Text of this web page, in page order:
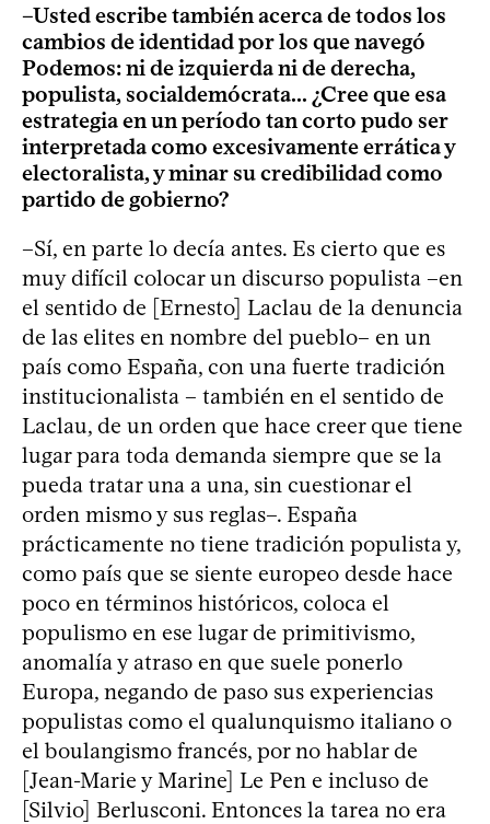
–Usted escribe también acerca de todos los
cambios de identidad por los que navegó
Podemos: ni de izquierda ni de derecha,
populista, socialdemócrata... ¿Cree que esa
estrategia en un período tan corto pudo ser
interpretada como excesivamente errática y
electoralista, y minar su credibilidad como
partido de gobierno?
–Sí, en parte lo decía antes. Es cierto que es
muy difícil colocar un discurso populista –en
el sentido de [Ernesto] Laclau de la denuncia
de las elites en nombre del pueblo– en un
país como España, con una fuerte tradición
institucionalista – también en el sentido de
Laclau, de un orden que hace creer que tiene
lugar para toda demanda siempre que se la
pueda tratar una a una, sin cuestionar el
orden mismo y sus reglas–. España
prácticamente no tiene tradición populista y,
como país que se siente europeo desde hace
poco en términos históricos, coloca el
populismo en ese lugar de primitivismo,
anomalía y atraso en que suele ponerlo
Europa, negando de paso sus experiencias
populistas como el qualunquismo italiano o
el boulangismo francés, por no hablar de
[Jean-Marie y Marine] Le Pen e incluso de
[Silvio] Berlusconi. Entonces la tarea no era